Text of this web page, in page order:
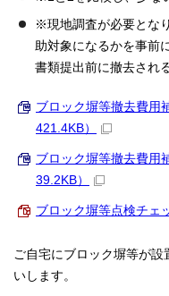
※現地調査が必要とな
助対象になるかを事前
書類提出前に撤去され
ブロック塀等撤去費用
421.4KB）
ブロック塀等撤去費用
39.2KB）
ブロック塀等点検チェ
ご自宅にブロック塀等が
いします。